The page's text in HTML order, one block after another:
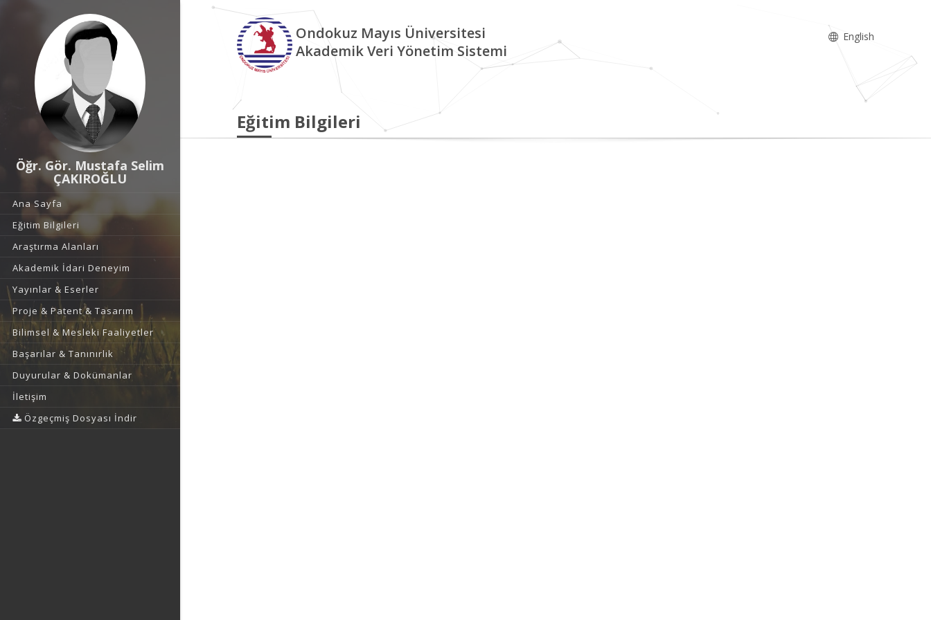
Öğr. Gör. Mustafa Selim
ÇAKIROĞLU
Ana Sayfa
Eğitim Bilgileri
Araştırma Alanları
Akademik İdari Deneyim
Yayınlar & Eserler
Proje & Patent & Tasarım
Bilimsel & Mesleki Faaliyetler
Başarılar & Tanınırlık
Duyurular & Dokümanlar
İletişim
Özgeçmiş Dosyası İndir
Ondokuz Mayıs Üniversitesi
Akademik Veri Yönetim Sistemi
English
Eğitim Bilgileri